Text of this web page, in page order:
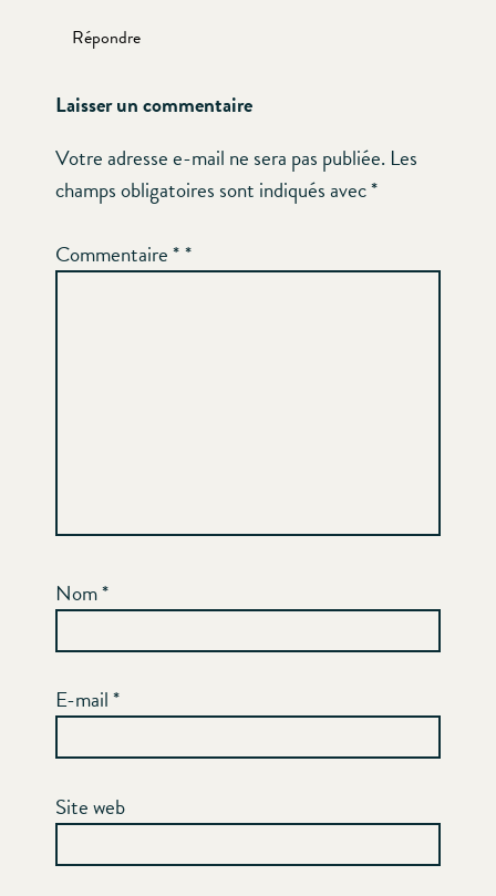
Répondre
Laisser un commentaire
Votre adresse e-mail ne sera pas publiée. Les
champs obligatoires sont indiqués avec*
Commentaire*
Nom*
E-mail*
Site web